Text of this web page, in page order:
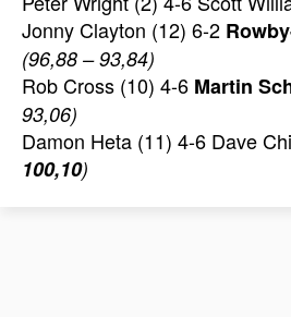
Jonny Clayton (12) 6-2
(96,88 – 93,84)
Rob Cross (10) 4-6 Martin
93,06)
Damon Heta (11) 4-6 Dave
100,10)